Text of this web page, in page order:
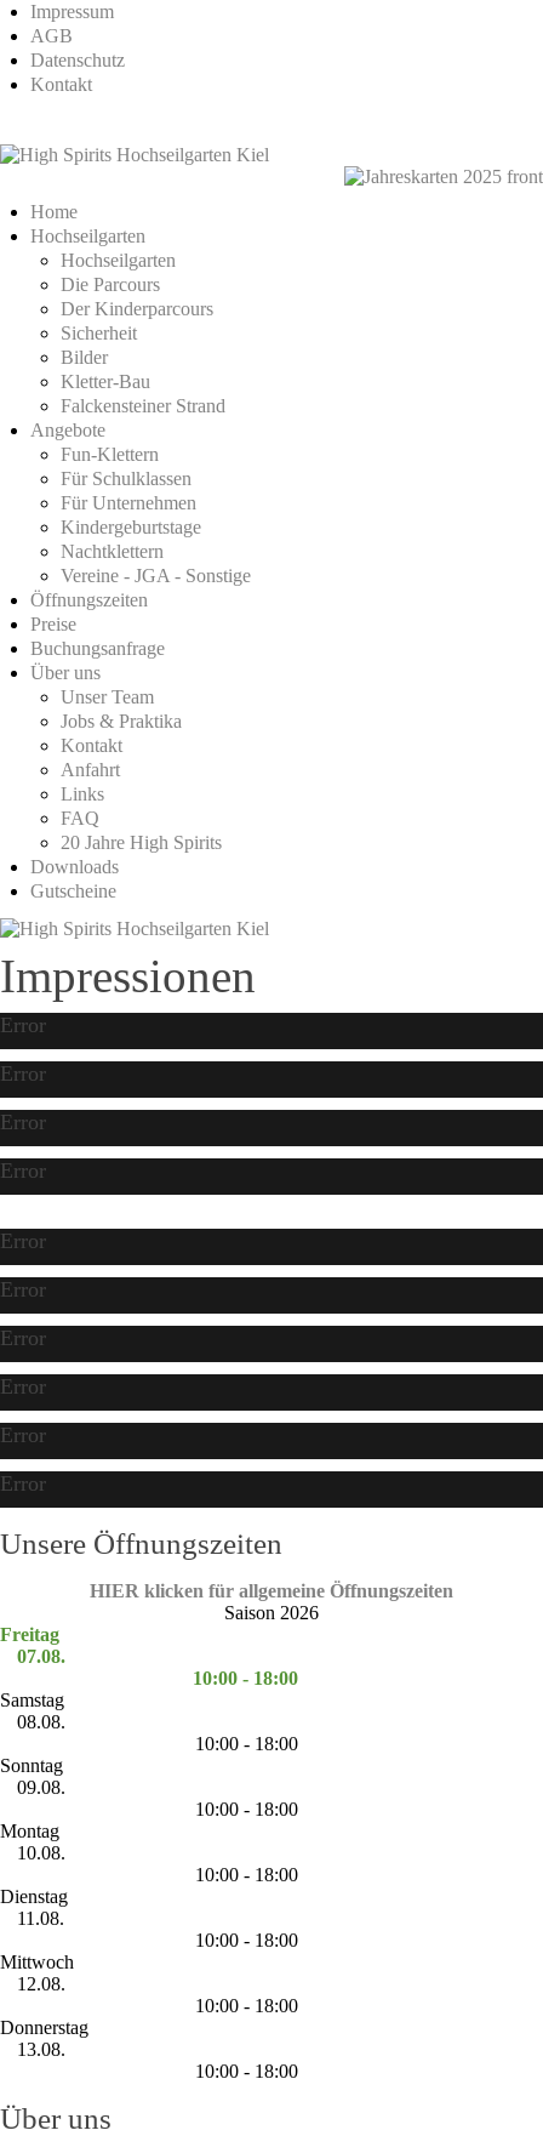
Impressum
AGB
Datenschutz
Kontakt
Home
Hochseilgarten
Hochseilgarten
Die Parcours
Der Kinderparcours
Sicherheit
Bilder
Kletter-Bau
Falckensteiner Strand
Angebote
Fun-Klettern
Für Schulklassen
Für Unternehmen
Kindergeburtstage
Nachtklettern
Vereine - JGA - Sonstige
Öffnungszeiten
Preise
Buchungsanfrage
Über uns
Unser Team
Jobs & Praktika
Kontakt
Anfahrt
Links
FAQ
20 Jahre High Spirits
Downloads
Gutscheine
Impressionen
Error
Error
Error
Error
Error
Error
Error
Error
Error
Error
Unsere Öffnungszeiten
HIER klicken für allgemeine Öffnungszeiten
Saison 2026
Freitag
07.08.
10:00 - 18:00
Samstag
08.08.
10:00 - 18:00
Sonntag
09.08.
10:00 - 18:00
Montag
10.08.
10:00 - 18:00
Dienstag
11.08.
10:00 - 18:00
Mittwoch
12.08.
10:00 - 18:00
Donnerstag
13.08.
10:00 - 18:00
Über uns